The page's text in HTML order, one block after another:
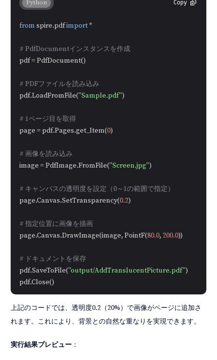
Copy
Python
from spire.pdf import *
# PdfDocumentインスタンスを作成
pdf = PdfDocument()
# PDFファイルを読み込み
pdf.LoadFromFile("Sample.pdf")
# 1ページ目を取得
page = pdf.Pages.get_Item(0)
# 画像を読み込み
image = PdfImage.FromFile("Screen.jpg")
# キャンバスの透明度を設定（0～1の範囲で指定）
page.Canvas.SetTransparency(0.2)
# 指定位置に画像を描画
page.Canvas.DrawImage(image, PointF(80.0, 200.0))
# ドキュメントを保存
pdf.SaveToFile("output/AddTranslucentPicture.pdf")
上記のコードでは、透明度0.2（20%）で画像がページに追加さ
れます。これにより、背景との自然な重なりを実現できます。
実行結果プレビュー ：